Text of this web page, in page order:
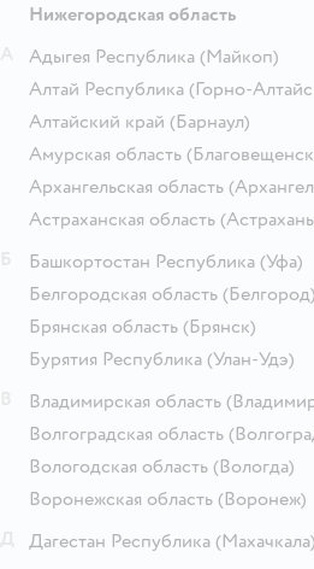
Нижегородская область
Адыгея Республика (Майкоп)
Алтай Республика (Горно-
Алтайский край (Барнаул)
Амурская область
Архангельская область
Астраханская область
Башкортостан Республика (Уфа)
Белгородская область (Белгород)
Брянская область (Брянск)
Бурятия Республика (Улан-Удэ)
Владимирская область
Волгоградская область
Вологодская область (Вологда)
Воронежская область (Воронеж)
Дагестан Республика (Махачкала)